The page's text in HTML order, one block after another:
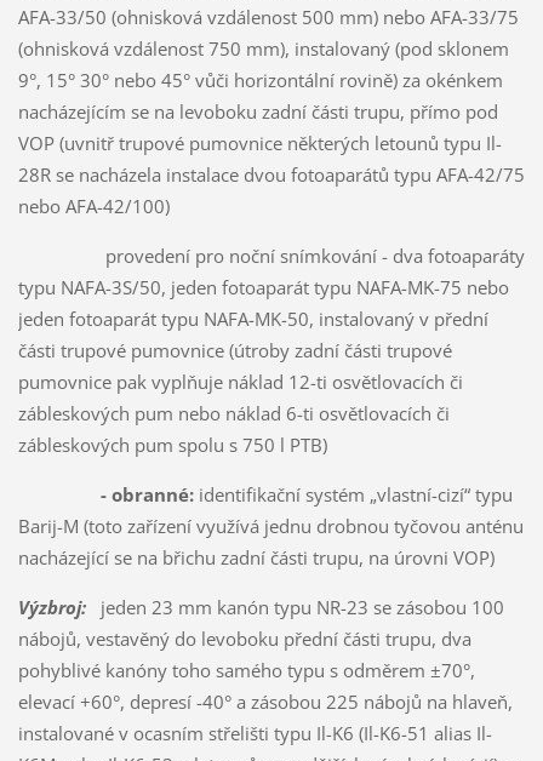
AFA-33/50 (ohnisková vzdálenost 500 mm) nebo AFA-33/75
(ohnisková vzdálenost 750 mm), instalovaný (pod sklonem
9°, 15° 30° nebo 45° vůči horizontální rovině) za okénkem
nacházejícím se na levoboku zadní části trupu, přímo pod
VOP (uvnitř trupové pumovnice některých letounů typu Il-
28R se nacházela instalace dvou fotoaparátů typu AFA-42/75
nebo AFA-42/100)
provedení pro noční snímkování - dva fotoaparáty
typu NAFA-3S/50, jeden fotoaparát typu NAFA-MK-75 nebo
jeden fotoaparát typu NAFA-MK-50, instalovaný v přední
části trupové pumovnice (útroby zadní části trupové
pumovnice pak vyplňuje náklad 12-ti osvětlovacích či
zábleskových pum nebo náklad 6-ti osvětlovacích či
zábleskových pum spolu s 750 l PTB)
- obranné:identifikační systém „vlastní-cizí“ typu
Barij-M (toto zařízení využívá jednu drobnou tyčovou anténu
nacházející se na břichu zadní části trupu, na úrovni VOP)
Výzbroj:jeden 23 mm kanón typu NR-23 se zásobou 100
nábojů, vestavěný do levoboku přední části trupu, dva
pohyblivé kanóny toho samého typu s odměrem ±70°,
elevací +60°, depresí -40° a zásobou 225 nábojů na hlaveň,
instalované v ocasním střelišti typu Il-K6 (Il-K6-51 alias Il-